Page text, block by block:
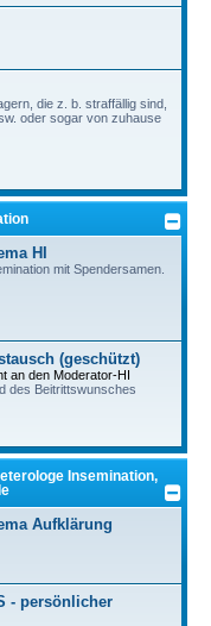
die z. b. straffällig sind,
oder sogar von zuhause
HI
mit Spendersamen.
(geschützt)
an den Moderator-HI
des Beitrittswunsches
Insemination,
Aufklärung
- persönlicher